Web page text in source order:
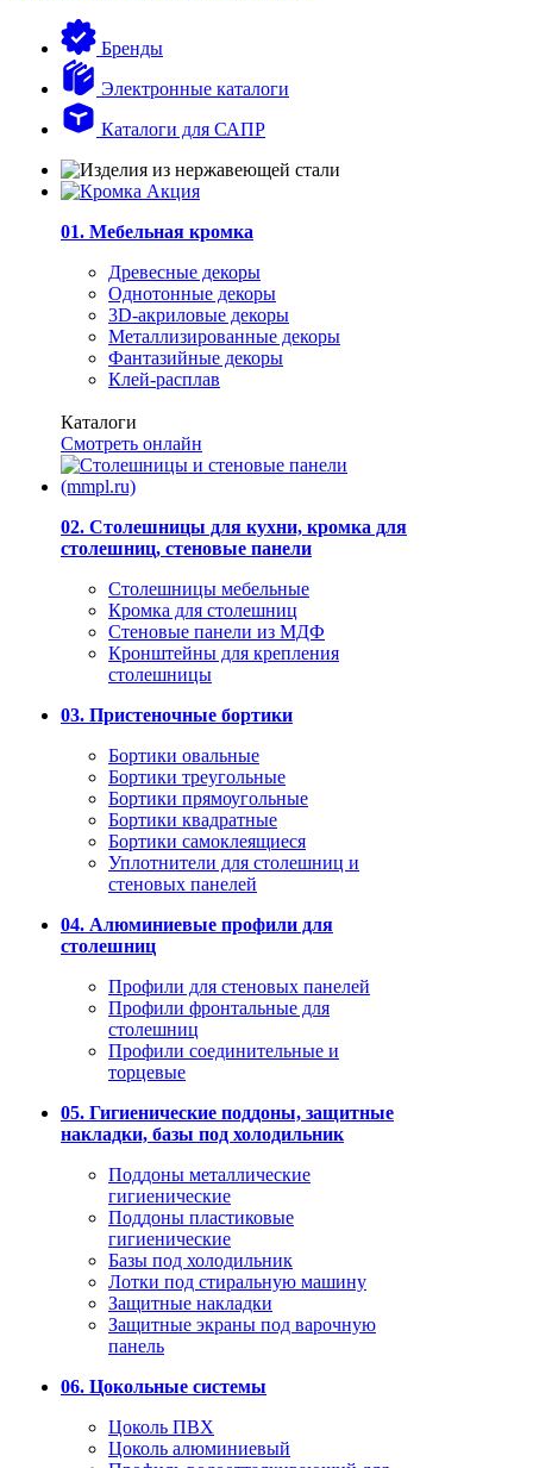
Бренды
Электронные каталоги
Каталоги для САПР
01. Мебельная кромка
Древесные декоры
Однотонные декоры
3D-акриловые декоры
Металлизированные декоры
Фантазийные декоры
Клей-расплав
Каталоги
Смотреть онлайн
02. Столешницы для кухни, кромка для
столешниц, стеновые панели
Столешницы мебельные
Кромка для столешниц
Стеновые панели из МДФ
Кронштейны для крепления
столешницы
03. Пристеночные бортики
Бортики овальные
Бортики треугольные
Бортики прямоугольные
Бортики квадратные
Бортики самоклеящиеся
Уплотнители для столешниц и
стеновых панелей
04. Алюминиевые профили для
столешниц
Профили для стеновых панелей
Профили фронтальные для
столешниц
Профили соединительные и
торцевые
05. Гигиенические поддоны, защитные
накладки, базы под холодильник
Поддоны металлические
гигиенические
Поддоны пластиковые
гигиенические
Базы под холодильник
Лотки под стиральную машину
Защитные накладки
Защитные экраны под варочную
панель
06. Цокольные системы
Цоколь ПВХ
Цоколь алюминиевый